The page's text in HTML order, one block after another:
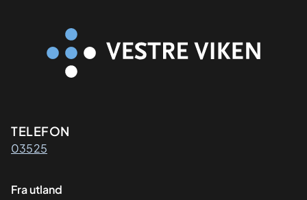
Kontaktinformasjon
TELEFON
03525
Fra utland